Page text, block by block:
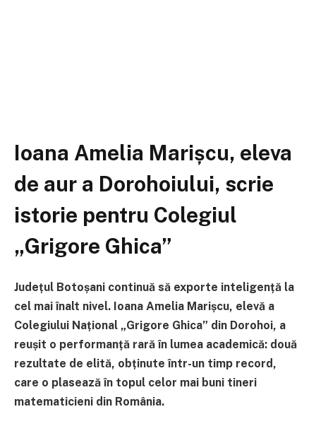
Ioana Amelia Marișcu, eleva
de aur a Dorohoiului, scrie
istorie pentru Colegiul
„Grigore Ghica”
Județul Botoșani continuă să exporte inteligență la
cel mai înalt nivel. Ioana Amelia Marișcu, elevă a
Colegiului Național „Grigore Ghica” din Dorohoi, a
reușit o performanță rară în lumea academică: două
rezultate de elită, obținute într-un timp record,
care o plasează în topul celor mai buni tineri
matematicieni din România.